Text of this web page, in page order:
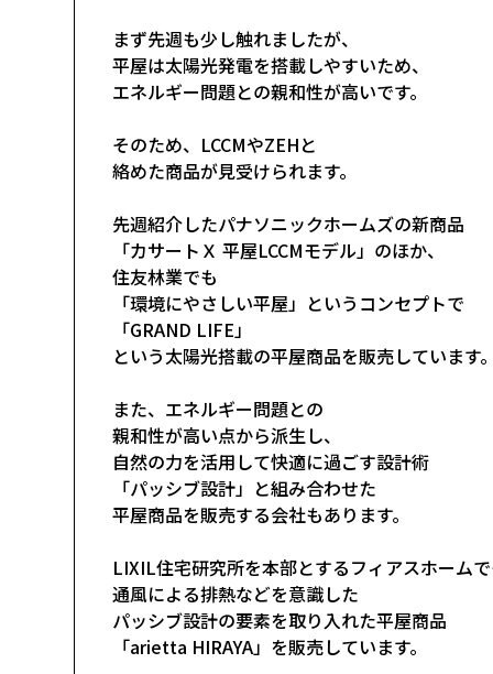
まず先週も少し触れましたが、
平屋は太陽光発電を搭載しやすいため、
エネルギー問題との親和性が高いです。
そのため、LCCMやZEHと
絡めた商品が見受けられます。
先週紹介したパナソニックホームズの新商品
「カサートＸ 平屋LCCMモデル」のほか、
住友林業でも
「環境にやさしい平屋」というコンセプトで
「GRAND LIFE」
という太陽光搭載の平屋商品を販売しています
また、エネルギー問題との
親和性が高い点から派生し、
自然の力を活用して快適に過ごす設計術
「パッシブ設計」と組み合わせた
平屋商品を販売する会社もあります。
LIXIL住宅研究所を本部とするフィアスホーム
通風による排熱などを意識した
パッシブ設計の要素を取り入れた平屋商品
「arietta HIRAYA」を販売しています。